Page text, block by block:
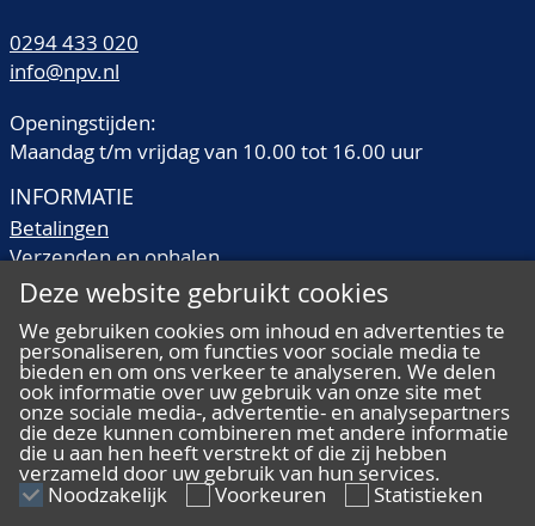
0294 433 020
info@npv.nl
Openingstijden:
Maandag t/m vrijdag van 10.00 tot 16.00 uur
INFORMATIE
Betalingen
Verzenden en ophalen
Veilingtermen
Kwaliteitsomschrijvingen
Veelgestelde vragen
ALGEMEEN
Deze website gebruikt cookies
We gebruiken cookies om inhoud en advertenties te
personaliseren, om functies voor sociale media te
bieden en om ons verkeer te analyseren. We delen
ook informatie over uw gebruik van onze site met
onze sociale media-, advertentie- en analysepartners
die deze kunnen combineren met andere informatie
die u aan hen heeft verstrekt of die zij hebben
verzameld door uw gebruik van hun services.
Noodzakelijk Voorkeuren
Statistieken